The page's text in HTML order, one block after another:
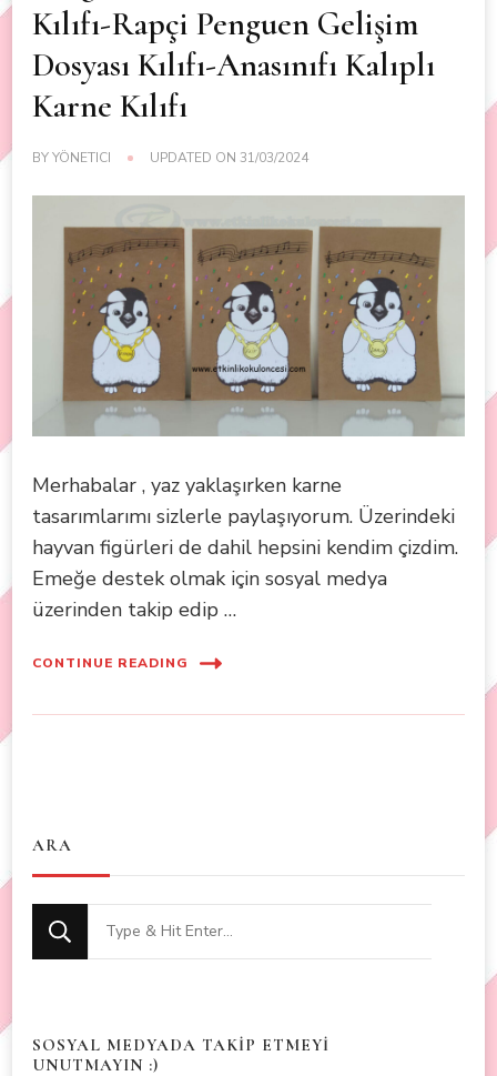
Kılıfı-Rapçi Penguen Gelişim
Dosyası Kılıfı-Anasınıfı Kalıplı
Karne Kılıfı
BYYÖNETICI UPDATED ON 31/03/2024
Merhabalar , yaz yaklaşırken karne
tasarımlarımı sizlerle paylaşıyorum. Üzerindeki
hayvan figürleri de dahil hepsini kendim çizdim.
Emeğe destek olmak için sosyal medya
üzerinden takip edip …
CONTINUE READING
ARA
Looking
for
SOSYAL MEDYADA TAKİP ETMEYİ
UNUTMAYIN :)